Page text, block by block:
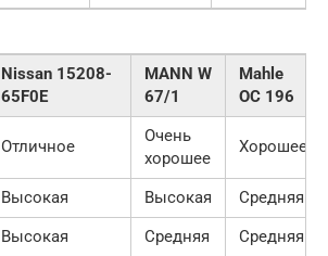
Nissan 15208-
65F0E
MANN W
67/1
Mahle
OC 196
Отличное
Очень
хорошее
Хорошее
Высокая Высокая
Средняя
Высокая Средняя
Средняя